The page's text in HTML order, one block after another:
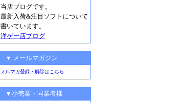
当店ブログです。
最新入荷&注目ソフトについて
書いています。
洋ゲー店ブログ
▼ メールマガジン
メルマガ登録・解除はこちら
▼小売業・同業者様